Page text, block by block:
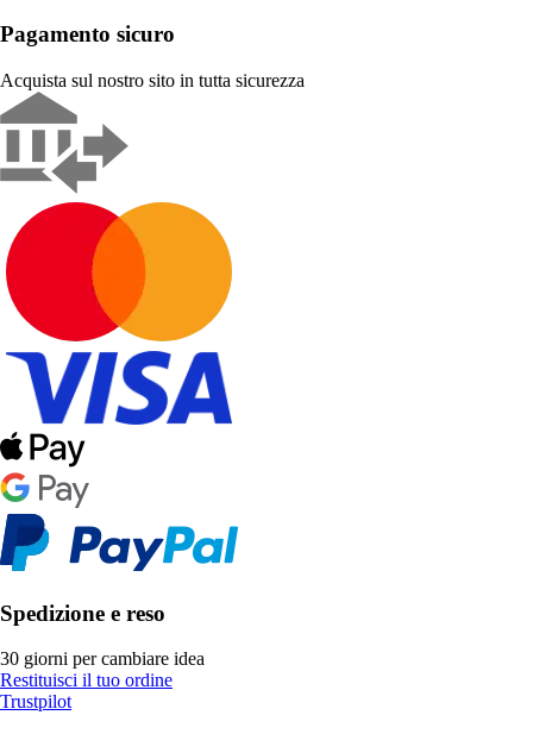
Pagamento sicuro
Acquista sul nostro sito in tutta sicurezza
Spedizione e reso
30 giorni per cambiare idea
Restituisci il tuo ordine
Trustpilot